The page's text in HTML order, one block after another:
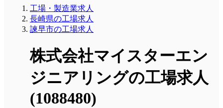
工場・製造業求人
長崎県の工場求人
諫早市の工場求人
株式会社マイスターエン
ジニアリングの工場求人
(1088480)